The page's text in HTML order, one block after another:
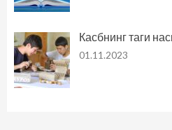
Касбнинг таги
01.11.2023